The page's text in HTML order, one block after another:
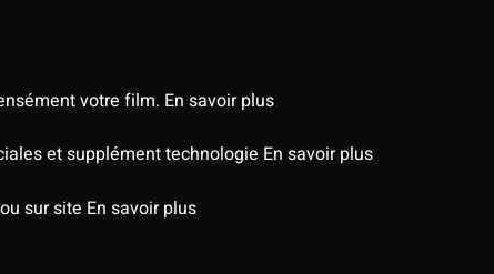
votre film. En savoir plus
et supplément technologie En savoir plus
sur site En savoir plus